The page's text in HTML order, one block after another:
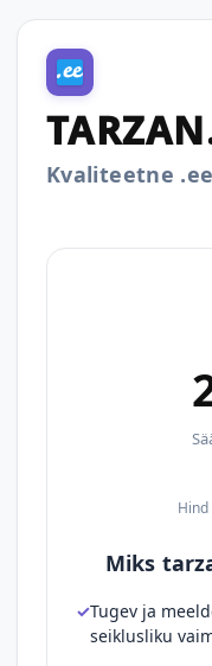
Kvaliteetne
Miks
Tugev ja
seiklusliku